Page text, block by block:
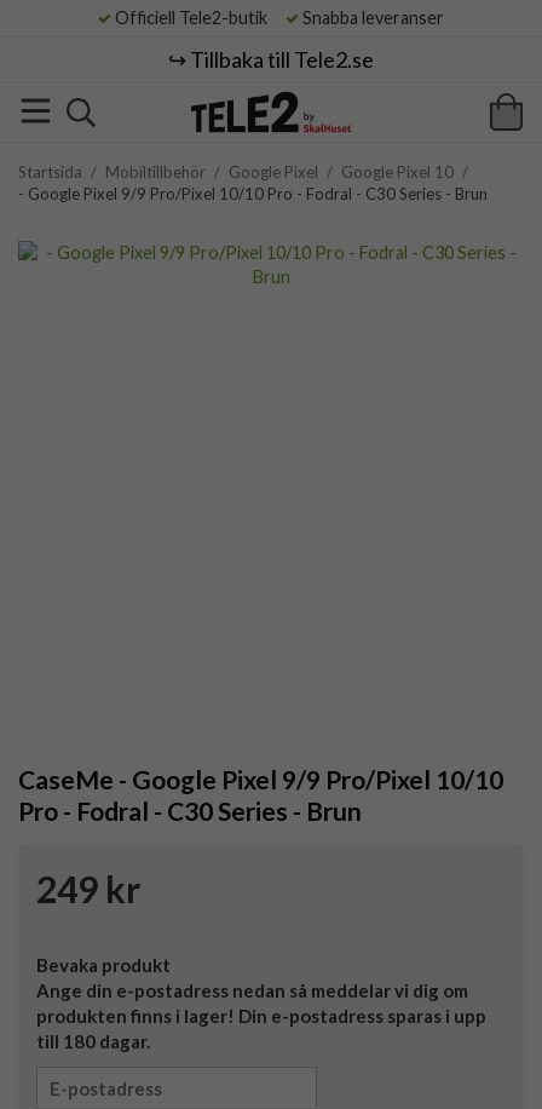
Officiell Tele2-butik Snabba leveranser
↪️ Tillbaka till Tele2.se
Startsida / Mobiltillbehör / Google Pixel / Google Pixel 10 /
- Google Pixel 9/9 Pro/Pixel 10/10 Pro - Fodral - C30 Series - Brun
CaseMe - Google Pixel 9/9 Pro/Pixel 10/10
Pro - Fodral - C30 Series - Brun
249 kr
Bevaka produkt
Ange din e-postadress nedan så meddelar vi dig om
produkten finns i lager! Din e-postadress sparas i upp
till 180 dagar.